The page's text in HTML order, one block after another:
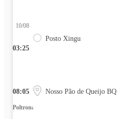
03:25
10/08
Posto Xingu
08:05 Nosso Pão de Queijo BQ
Poltrona